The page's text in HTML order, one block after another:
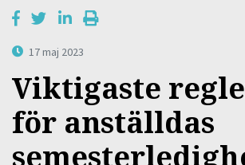
17 maj 2023
Viktigaste
för anställdas